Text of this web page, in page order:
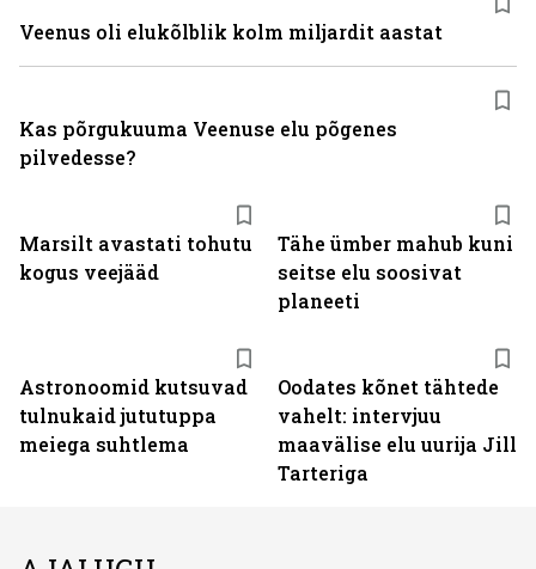
Marsilt avastati tohutu
kogus veejääd
Tähe ümber mahub kuni
seitse elu soosivat
planeeti
Astronoomid kutsuvad
tulnukaid jututuppa
meiega suhtlema
Oodates kõnet tähtede
vahelt: intervjuu
maavälise elu uurija Jill
Tarteriga
Veenus oli elukõlblik kolm miljardit aastat
Kas põrgukuuma Veenuse elu põgenes
pilvedesse?